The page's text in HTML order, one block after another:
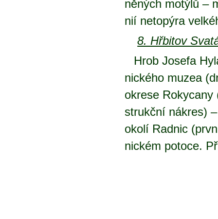
ně­ných mo­tý­lů –
nií ne­to­pý­ra
8. Hřbi­tov
Hrob Jo­se­fa
nic­ké­ho mu­zea
okre­se
strukč­ní ná­kres)
oko­lí Rad­nic
nic­kém po­to­ce.